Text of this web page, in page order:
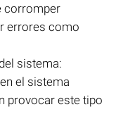
corromper
errores como
sistema:
el sistema
provocar este tipo